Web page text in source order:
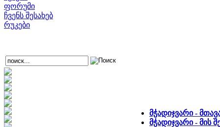
ფორუმი
ჩვენს შესახებ
რუკები
მჭადიჯვარი -
მჭადიჯვარი - მის